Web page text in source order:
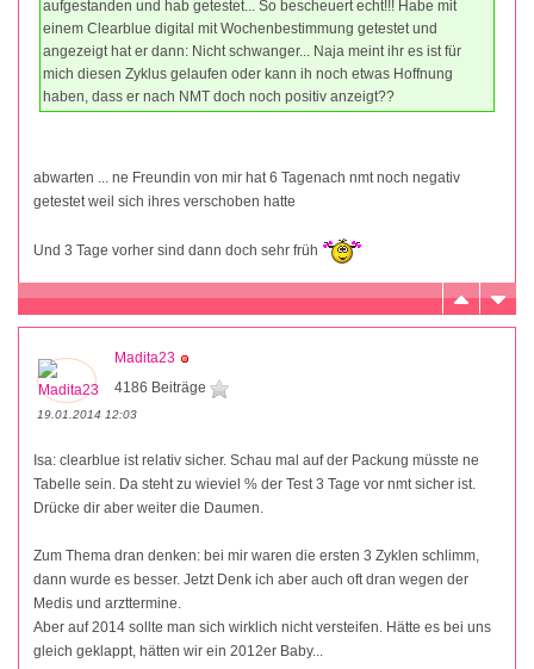
aufgestanden und hab getestet... So bescheuert echt!!! Habe mit
einem Clearblue digital mit Wochenbestimmung getestet und
angezeigt hat er dann: Nicht schwanger... Naja meint ihr es ist für
mich diesen Zyklus gelaufen oder kann ih noch etwas Hoffnung
haben, dass er nach NMT doch noch positiv anzeigt??
abwarten ... ne Freundin von mir hat 6 Tagenach nmt noch negativ
getestet weil sich ihres verschoben hatte
Und 3 Tage vorher sind dann doch sehr früh
Madita23
4186 Beiträge
19.01.2014 12:03
Isa: clearblue ist relativ sicher. Schau mal auf der Packung müsste ne
Tabelle sein. Da steht zu wieviel % der Test 3 Tage vor nmt sicher ist.
Drücke dir aber weiter die Daumen.
Zum Thema dran denken: bei mir waren die ersten 3 Zyklen schlimm,
dann wurde es besser. Jetzt Denk ich aber auch oft dran wegen der
Medis und arzttermine.
Aber auf 2014 sollte man sich wirklich nicht versteifen. Hätte es bei uns
gleich geklappt, hätten wir ein 2012er Baby...